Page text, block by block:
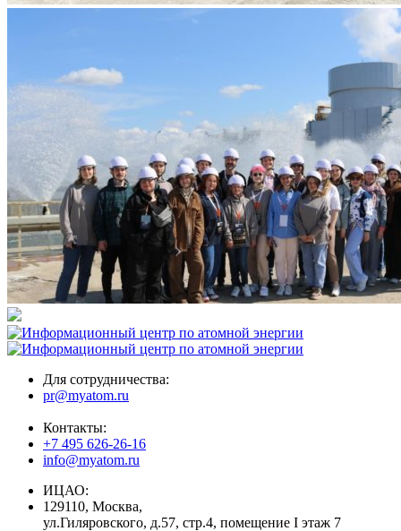
Для сотрудничества:
pr@myatom.ru
Контакты:
+7 495 626-26-16
info@myatom.ru
ИЦАО:
129110, Москва,
ул.Гиляровского, д.57, стр.4, помещение I этаж 7